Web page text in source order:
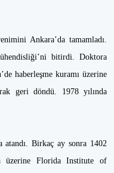
Ankara’da tamamladı.
bitirdi. Doktora
haberleşme kuramı üzerine
geri döndü. 1978 yılında
atandı. Birkaç ay sonra 1402
üzerine Florida Institute of